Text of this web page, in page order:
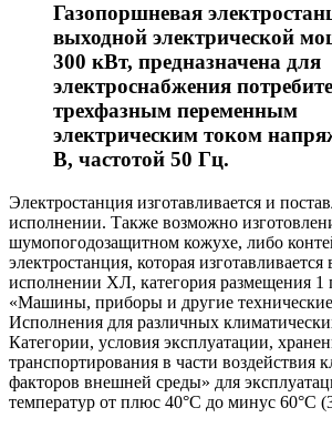
Газопоршневая
выходной электрической
300 кВт, предназначена для
электроснабжения
трехфазным переменным
электрическим током
В, частотой 50 Гц.
Электростанция изготавливается и
исполнении. Также возможно
шумопогодозащитном кожухе, либо
электростанция, которая
исполнении ХЛ, категория размещения
«Машины, приборы и другие технические
Исполнения для различных
Категории, условия эксплуатации,
транспортирования в части воздействия
факторов внешней среды» для
температур от плюс 40°С до минус 60°С